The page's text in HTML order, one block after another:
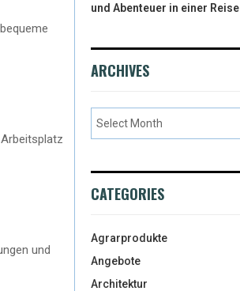
und
und Abenteuer in einer Reise
ARCHIVES
CATEGORIES
Agrarprodukte
Angebote
Architektur